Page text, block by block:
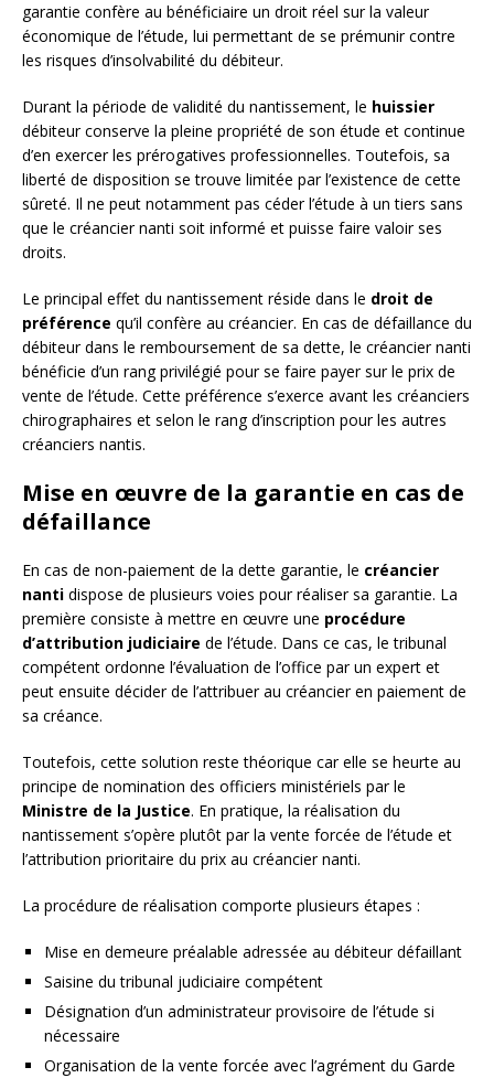
garantie confère au bénéficiaire un droit réel sur la valeur
économique de l’étude, lui permettant de se prémunir contre
les risques d’insolvabilité du débiteur.
Durant la période de validité du nantissement, le huissier
débiteur conserve la pleine propriété de son étude et continue
d’en exercer les prérogatives professionnelles. Toutefois, sa
liberté de disposition se trouve limitée par l’existence de cette
sûreté. Il ne peut notamment pas céder l’étude à un tiers sans
que le créancier nanti soit informé et puisse faire valoir ses
droits.
Le principal effet du nantissement réside dans le droit de
préférence qu’il confère au créancier. En cas de défaillance du
débiteur dans le remboursement de sa dette, le créancier nanti
bénéficie d’un rang privilégié pour se faire payer sur le prix de
vente de l’étude. Cette préférence s’exerce avant les créanciers
chirographaires et selon le rang d’inscription pour les autres
créanciers nantis.
Mise en œuvre de la garantie en cas de
défaillance
En cas de non-paiement de la dette garantie, le créancier
nanti dispose de plusieurs voies pour réaliser sa garantie. La
première consiste à mettre en œuvre une procédure
d’attribution judiciaire de l’étude. Dans ce cas, le tribunal
compétent ordonne l’évaluation de l’office par un expert et
peut ensuite décider de l’attribuer au créancier en paiement de
sa créance.
Toutefois, cette solution reste théorique car elle se heurte au
principe de nomination des officiers ministériels par le
Ministre de la Justice. En pratique, la réalisation du
nantissement s’opère plutôt par la vente forcée de l’étude et
l’attribution prioritaire du prix au créancier nanti.
La procédure de réalisation comporte plusieurs étapes :
Mise en demeure préalable adressée au débiteur défaillant
Saisine du tribunal judiciaire compétent
Désignation d’un administrateur provisoire de l’étude si
nécessaire
Organisation de la vente forcée avec l’agrément du Garde